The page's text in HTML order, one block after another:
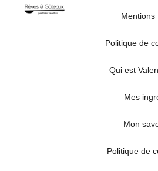
Mentions
Politique de
Qui est
Mes
Mon
Politique de